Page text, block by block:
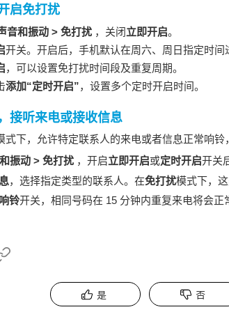
启免打扰
音和振动> 免打扰 ，关闭立即开启。
开关。开启后， 手机默认在周六、周日指定时间
，可以设置免打扰时间段及重复周期。
添加“定时开启”，设置多个定时开启时间。
接听来电或接收信息
式下，允许特定联系人的来电或者信息正常响铃
振动> 免打扰 ，开启立即开启或定时开启开关
，选择指定类型的联系人。在免打扰模式下，
铃开关，相同号码在 15 分钟内重复来电将会正
是 否